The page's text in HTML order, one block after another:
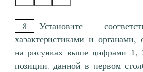
8
Установите
характеристиками и органами,
на рисунках выше цифрами 1,
позиции, данной в первом